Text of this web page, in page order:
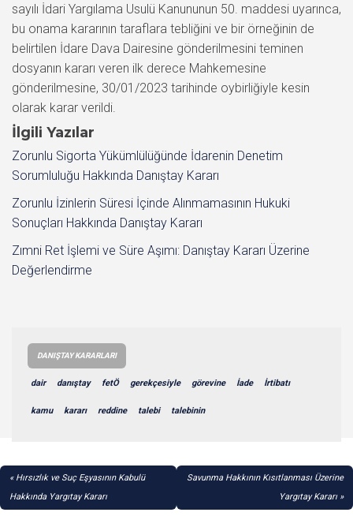
sayılı İdari Yargılama Usulü Kanununun 50. maddesi uyarınca,
bu onama kararının taraflara tebliğini ve bir örneğinin de
belirtilen İdare Dava Dairesine gönderilmesini teminen
dosyanın kararı veren ilk derece Mahkemesine
gönderilmesine, 30/01/2023 tarihinde oybirliğiyle kesin
olarak karar verildi.
İlgili Yazılar
Zorunlu Sigorta Yükümlülüğünde İdarenin Denetim
Sorumluluğu Hakkında Danıştay Kararı
Zorunlu İzinlerin Süresi İçinde Alınmamasının Hukuki
Sonuçları Hakkında Danıştay Kararı
Zımni Ret İşlemi ve Süre Aşımı: Danıştay Kararı Üzerine
Değerlendirme
DANIŞTAY KARARLARI
dair danıştay fetÖ gerekçesiyle görevine İade İrtibatı
kamu kararı reddine talebi talebinin
YAZI
GEZINMESI
Hırsızlık ve Suç Eşyasının Kabulü
Hakkında Yargıtay Kararı
Savunma Hakkının Kısıtlanması Üzerine
Yargıtay Kararı